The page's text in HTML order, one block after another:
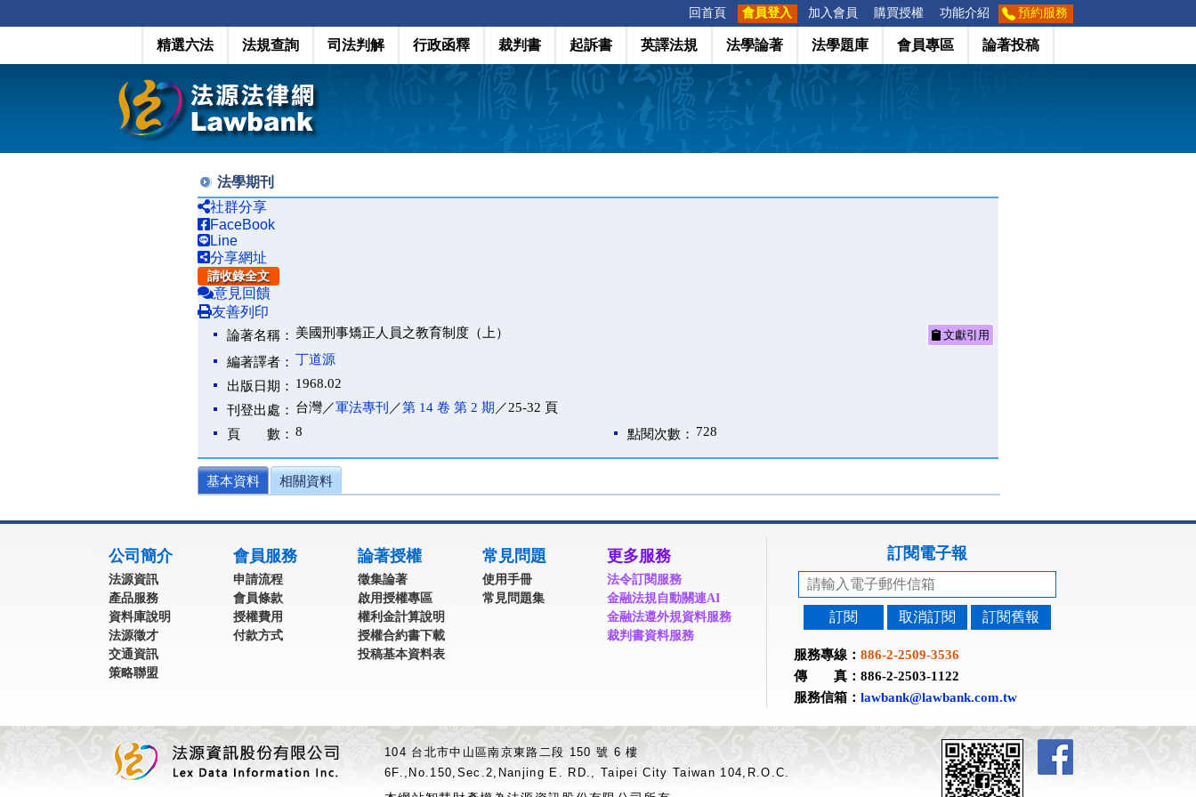
回首頁 會員登入 加入會員 購買授權 功能介紹 預約服務
精選六法 法規查詢 司法判解 行政函釋 裁判書 起訴書 英譯法規 法學論著 法學題庫 會員專區 論著投稿
法學期刊
社群分享
FaceBook
Line
分享網址
請收錄全文
意見回饋
友善列印
論著名稱： 美國刑事矯正人員之教育制度（上） 文獻引用
編著譯者： 丁道源
出版日期： 1968.02
刊登出處： 台灣／軍法專刊 ／第 14 卷 第 2 期 ／25-32 頁
頁 數： 8 點閱次數： 728
基本資料 相關資料
公司簡介
法源資訊
產品服務
資料庫說明
法源徵才
交通資訊
策略聯盟
會員服務
申請流程
會員條款
授權費用
付款方式
論著授權
徵集論著
啟用授權專區
權利金計算說明
授權合約書下載
投稿基本資料表
常見問題
使用手冊
常見問題集
更多服務
法令訂閱服務
金融法規自動關連AI
金融法遵外規資料服務
裁判書資料服務
訂閱電子報
訂閱 取消訂閱 訂閱舊報
服務專線： 886-2-2509-3536
傳 真：886-2-2503-1122
服務信箱： lawbank@lawbank.com.tw
104 台北市中山區南京東路二段 150 號 6 樓
6F.,No.150,Sec.2,Nanjing E. RD., Taipei City Taiwan 104,R.O.C.